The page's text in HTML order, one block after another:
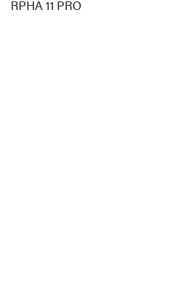
RPHA 11 PRO